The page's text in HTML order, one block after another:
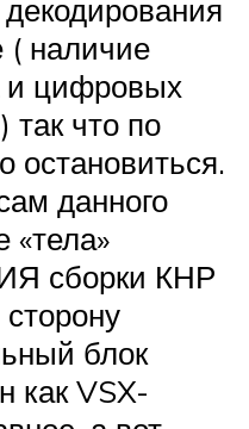
( наличие
и цифровых
так что по
остановиться.
данного
«тела»
сборки КНР
блок
как VSX-